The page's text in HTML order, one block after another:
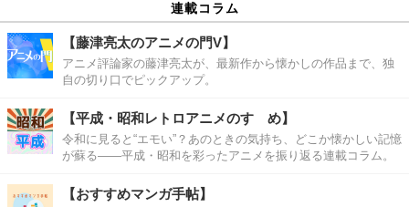
連載コラム
【藤津亮太のアニメの門V】
アニメ評論家の藤津亮太が、最新作から懐かしの作品まで、独
自の切り口でピックアップ。
【平成・昭和レトロアニメのすゝめ】
令和に見ると“エモい”？あのときの気持ち、どこか懐かしい記憶
が蘇る――平成・昭和を彩ったアニメを振り返る連載コラム。
【おすすめマンガ手帖】